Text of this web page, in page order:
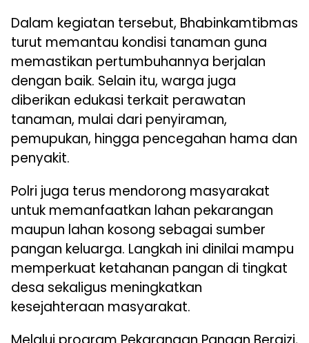
Dalam kegiatan tersebut, Bhabinkamtibmas
turut memantau kondisi tanaman guna
memastikan pertumbuhannya berjalan
dengan baik. Selain itu, warga juga
diberikan edukasi terkait perawatan
tanaman, mulai dari penyiraman,
pemupukan, hingga pencegahan hama dan
penyakit.
Polri juga terus mendorong masyarakat
untuk memanfaatkan lahan pekarangan
maupun lahan kosong sebagai sumber
pangan keluarga. Langkah ini dinilai mampu
memperkuat ketahanan pangan di tingkat
desa sekaligus meningkatkan
kesejahteraan masyarakat.